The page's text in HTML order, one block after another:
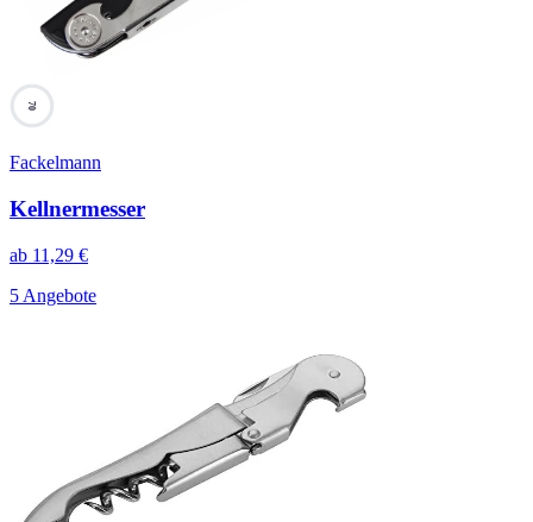
70
Fackelmann
Kellnermesser
ab 11,29 €
5 Angebote